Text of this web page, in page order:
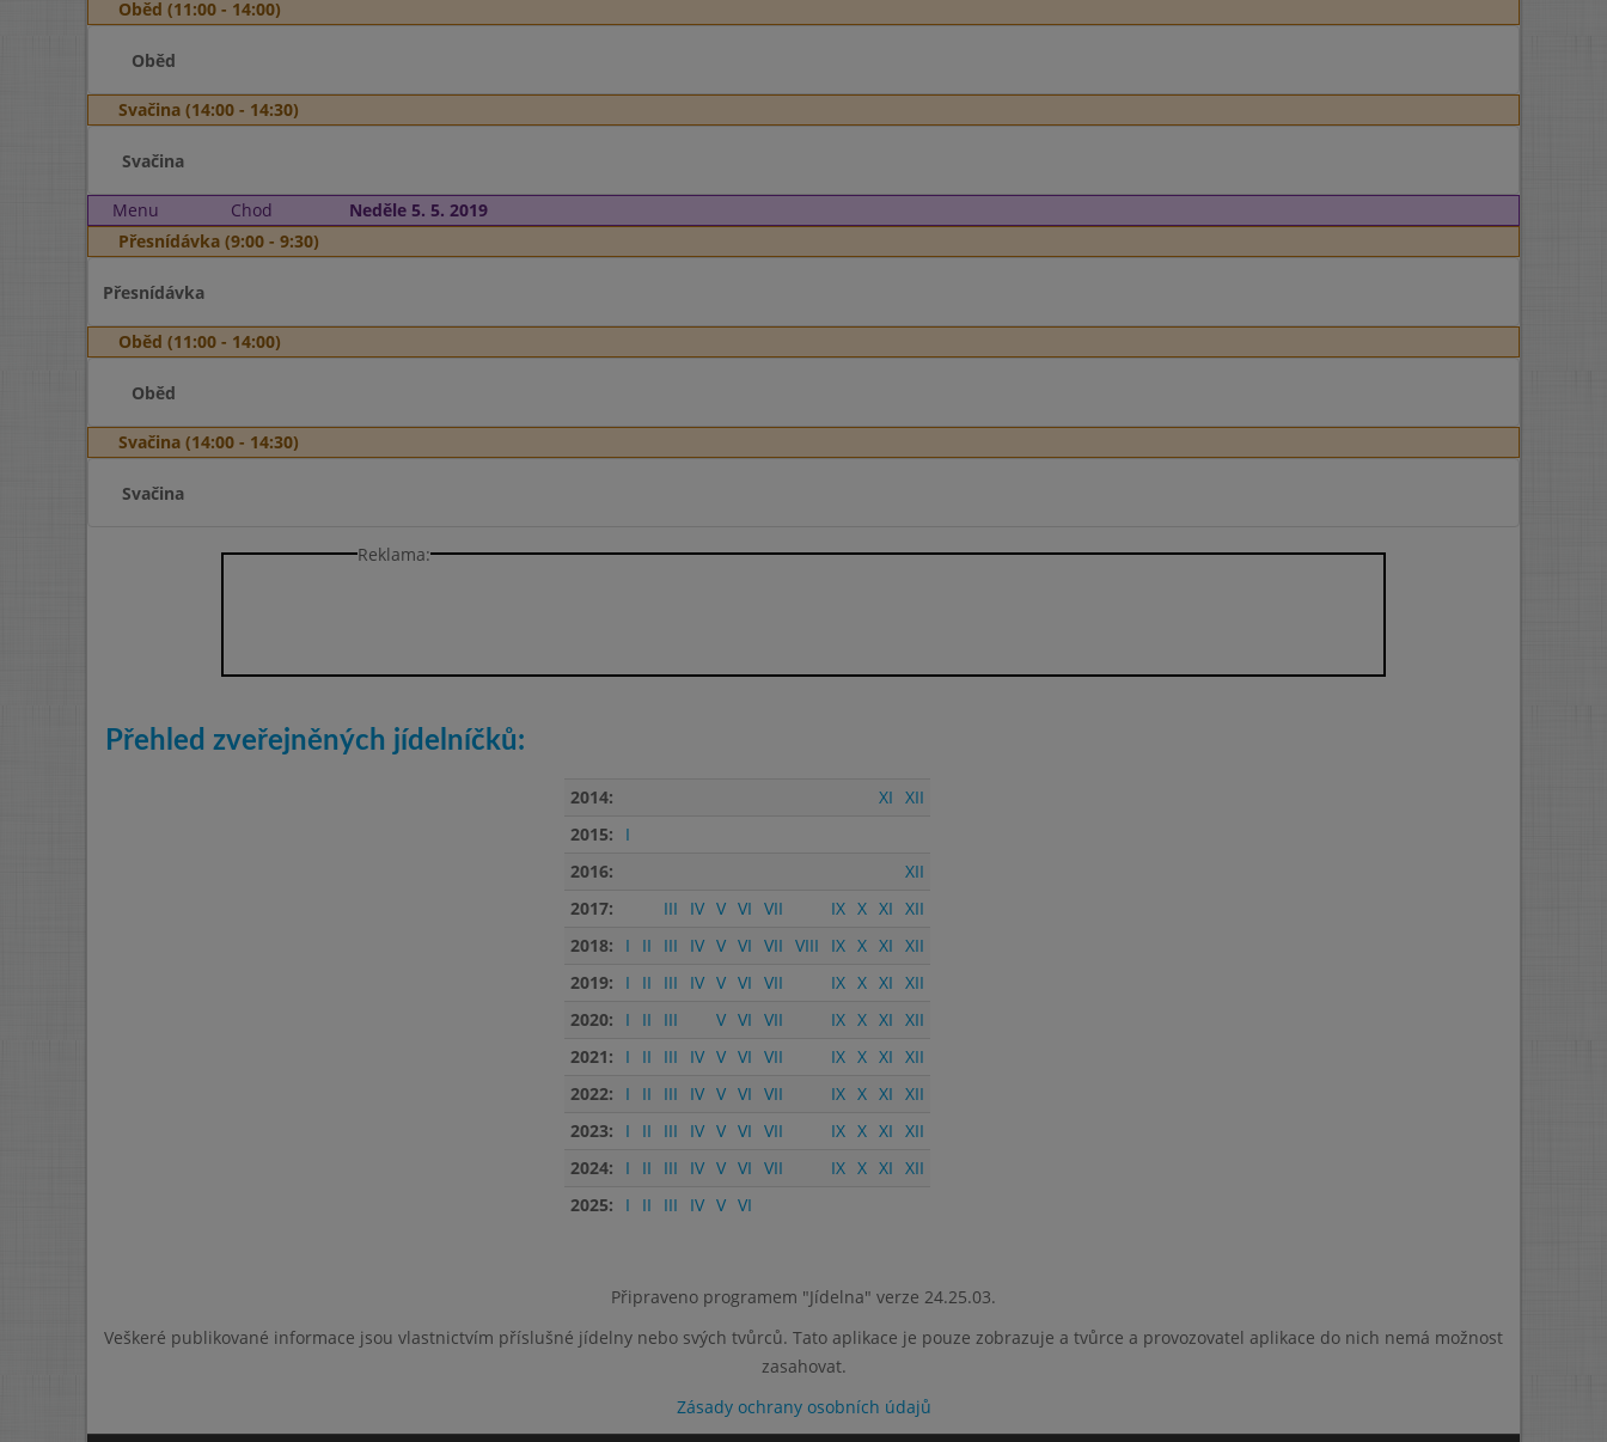
Oběd (11:00 - 14:00)
Oběd
Svačina (14:00 - 14:30)
Svačina
Menu Chod
Neděle 5. 5. 2019
Přesnídávka (9:00 - 9:30)
Přesnídávka
Oběd (11:00 - 14:00)
Oběd
Svačina (14:00 - 14:30)
Svačina
Reklama:
Přehled zveřejněných jídelníčků:
2014: XI XII
2015:
I
2016:
XII
2017:
III IV V VI VII IX X XI XII
2018:
I II III IV V VI VII VIII IX X XI XII
2019:
I II III IV V VI VII IX X XI XII
2020:
I II III V VI VII IX X XI XII
2021:
I II III IV V VI VII IX X XI XII
2022:
I II III IV V VI VII IX X XI XII
2023:
I II III IV V VI VII IX X XI XII
2024:
I II III IV V VI VII IX X XI XII
2025:
I II III IV V VI
Připraveno programem "Jídelna" verze 24.25.03.
Veškeré publikované informace jsou vlastnictvím příslušné jídelny nebo svých tvůrců. Tato aplikace je pouze zobrazuje a tvůrce a provozovatel aplikace do nich nemá možnost
zasahovat.
Zásady ochrany osobních údajů